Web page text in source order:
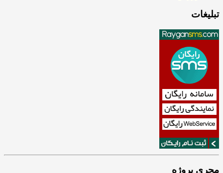
تبلیغات
مجری پروژه